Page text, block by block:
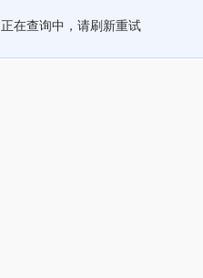
正在查询中，请刷新重试